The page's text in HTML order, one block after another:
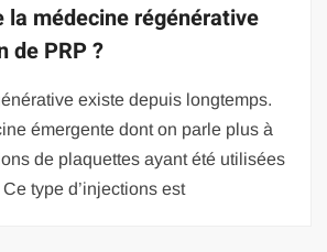
la médecine régénérative
de PRP ?
existe depuis longtemps.
émergente dont on parle plus à
de plaquettes ayant été utilisées
type d’injections est